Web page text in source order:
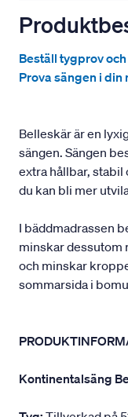
Beställ tygprov
Prova sängen i
Belleskär är en
sängen. Sängen
extra hållbar,
du kan bli mer
I bäddmadrassen
minskar dessutom
och minskar
sommarsida i
Kontinentalsäng